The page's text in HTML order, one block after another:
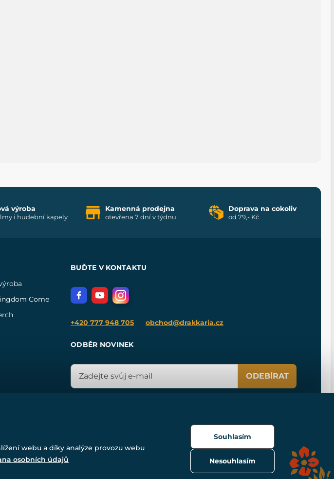
výroba
i hudební kapely
Kamenná prodejna
otevřena 7 dní v týdnu
Doprava na cokoliv
od 79,- Kč
Come
BUĎTE V KONTAKTU
+420 777 948 705 obchod@drakkaria.cz
ODBĚR NOVINEK
ODEBÍRAT
, protected by reCAPTCHA.
webu a díky analýze provozu webu
osobních údajů Nesouhlasím
Souhlasím